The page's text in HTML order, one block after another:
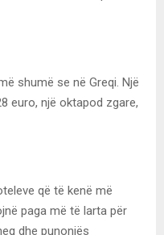
shumë se në Greqi. Një
euro, një oktapod zgare,
që të kenë më
paga më të larta për
dhe punonjës